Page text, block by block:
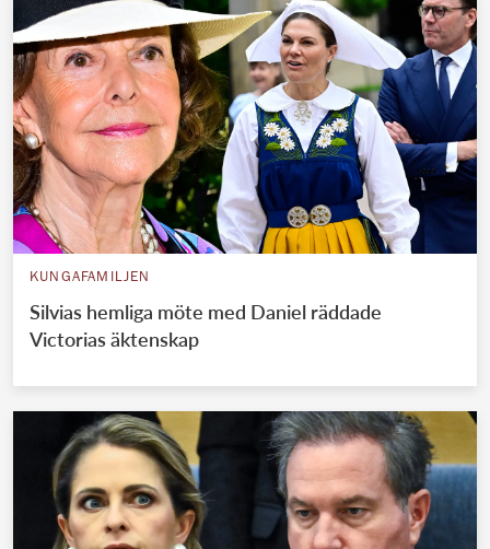
KUNGAFAMILJEN
Silvias hemliga möte med Daniel räddade
Victorias äktenskap